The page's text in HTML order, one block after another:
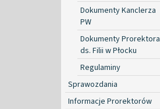
Dokumenty Kanclerza
PW
Dokumenty Prorektora
ds. Filii w Płocku
Regulaminy
Sprawozdania
Informacje Prorektorów